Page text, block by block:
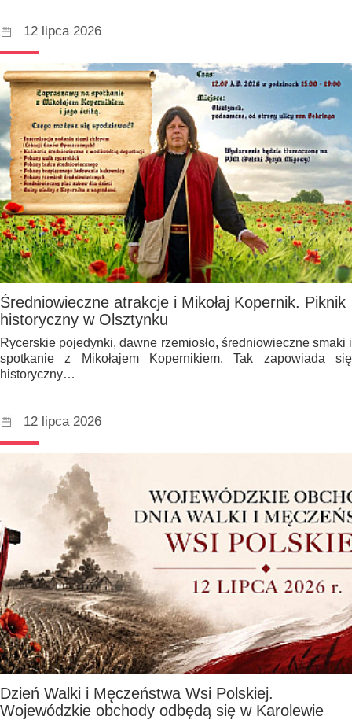
12 lipca 2026
Średniowieczne atrakcje i Mikołaj Kopernik. Piknik
historyczny w Olsztynku
Rycerskie pojedynki, dawne rzemiosło, średniowieczne smaki i
spotkanie z Mikołajem Kopernikiem. Tak zapowiada się
historyczny…
12 lipca 2026
Dzień Walki i Męczeństwa Wsi Polskiej.
Wojewódzkie obchody odbędą się w Karolewie